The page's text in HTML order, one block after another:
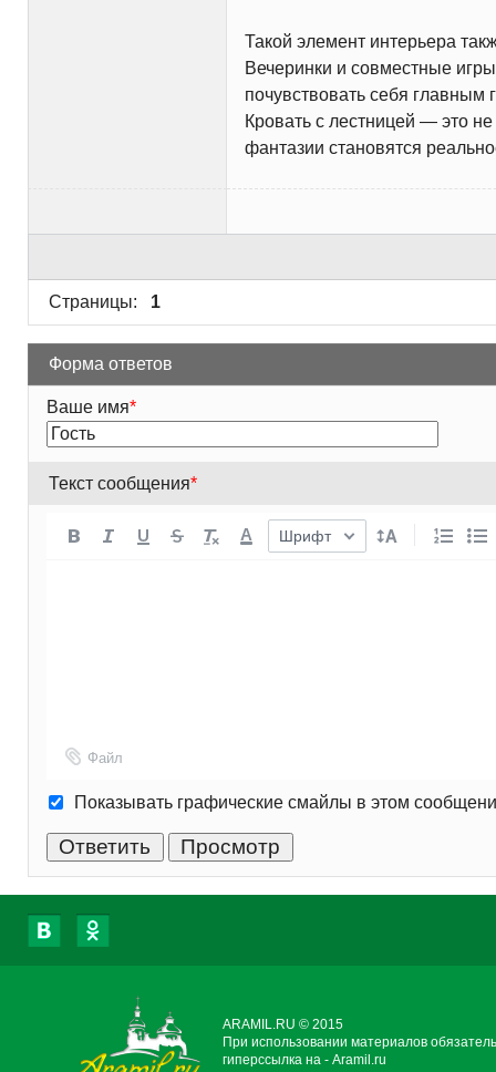
Такой элемент интерьера
Вечеринки и совместные
почувствовать себя главным
Кровать с лестницей — это
фантазии становятся
Страницы: 1
Форма ответов
Ваше имя*
Текст сообщения*
A Шрифт
Файл
Показывать графические смайлы в этом
ARAMIL.RU © 2015
При использовании материалов
гиперссылка на - Aramil.ru